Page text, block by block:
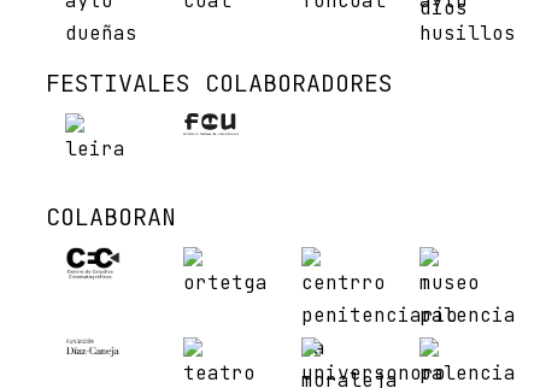
FESTIVALES COLABORADORES
COLABORAN